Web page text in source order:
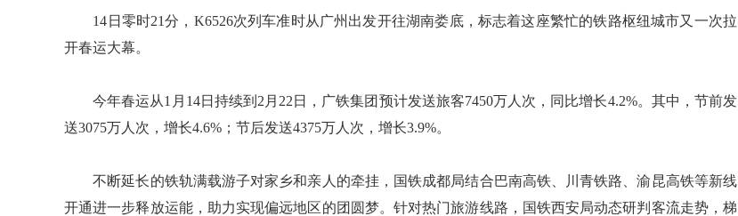
14日零时21分，K6526次列车准时从广州出发开往湖南娄底，标志着这座繁忙的铁路枢纽城市又一次拉
开春运大幕。
今年春运从1月14日持续到2月22日，广铁集团预计发送旅客7450万人次，同比增长4.2%。其中，节前发
送3075万人次，增长4.6%；节后发送4375万人次，增长3.9%。
不断延长的铁轨满载游子对家乡和亲人的牵挂，国铁成都局结合巴南高铁、川青铁路、渝昆高铁等新线
开通进一步释放运能，助力实现偏远地区的团圆梦。针对热门旅游线路，国铁西安局动态研判客流走势，梯